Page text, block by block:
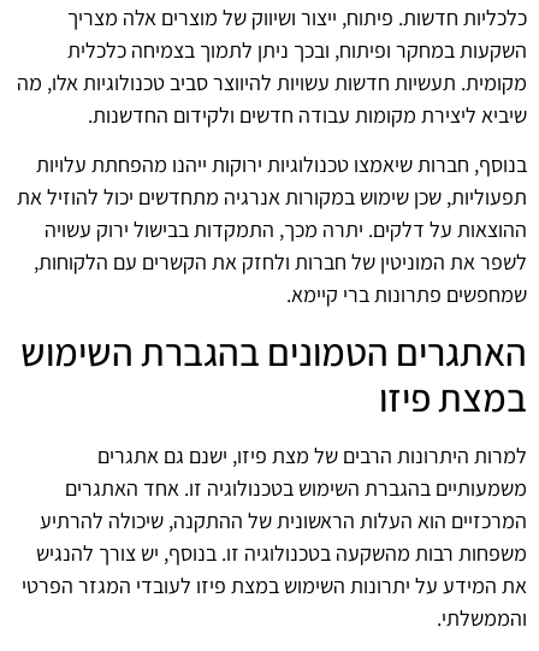
כלכליות חדשות. פיתוח, ייצור ושיווק של מוצרים אלה מצריך
השקעות במחקר ופיתוח, ובכך ניתן לתמוך בצמיחה כלכלית
מקומית. תעשיות חדשות עשויות להיווצר סביב טכנולוגיות אלו, מה
שיביא ליצירת מקומות עבודה חדשים ולקידום החדשנות.
בנוסף, חברות שיאמצו טכנולוגיות ירוקות ייהנו מהפחתת עלויות
תפעוליות, שכן שימוש במקורות אנרגיה מתחדשים יכול להוזיל את
ההוצאות על דלקים. יתרה מכך, התמקדות בבישול ירוק עשויה
לשפר את המוניטין של חברות ולחזק את הקשרים עם הלקוחות,
שמחפשים פתרונות ברי קיימא.
האתגרים הטמונים בהגברת השימוש
במצת פיזו
למרות היתרונות הרבים של מצת פיזו, ישנם גם אתגרים
משמעותיים בהגברת השימוש בטכנולוגיה זו. אחד האתגרים
המרכזיים הוא העלות הראשונית של ההתקנה, שיכולה להרתיע
משפחות רבות מהשקעה בטכנולוגיה זו. בנוסף, יש צורך להנגיש
את המידע על יתרונות השימוש במצת פיזו לעובדי המגזר הפרטי
והממשלתי.